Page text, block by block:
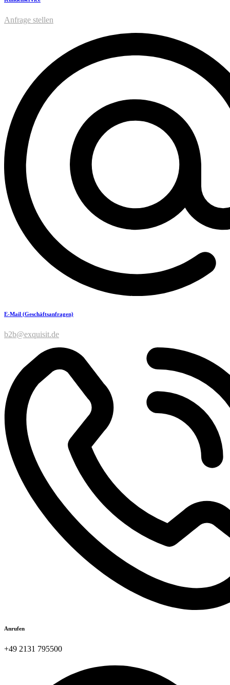
Anfrage stellen
E-Mail (Geschäftsanfragen)
b2b@exquisit.de
Anrufen
+49 2131 795500​